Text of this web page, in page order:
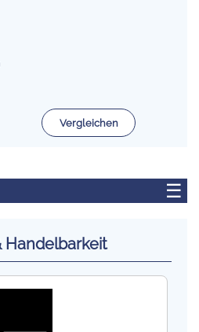
Vergleichen
☰
Handelbarkeit